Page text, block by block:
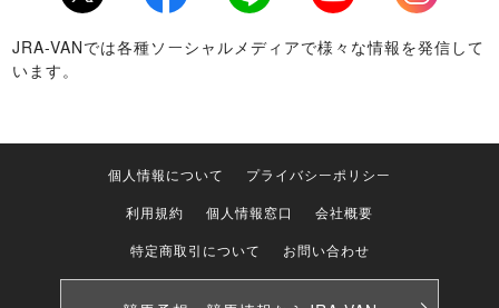
Twitter Facebook LINE Youtube
Instagram
JRA-VANでは各種ソーシャルメディアで様々な情報を発信して
います。
個人情報について
プライバシーポリシー
利用規約
個人情報窓口
会社概要
特定商取引について
お問い合わせ